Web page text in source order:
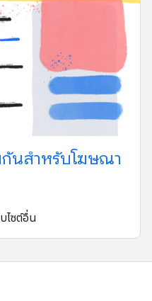
นสำหรับโฆษณา
ไซต์อื่น